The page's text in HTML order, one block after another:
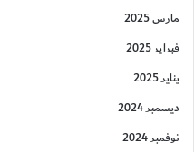
مارس 2025
فبراير 2025
يناير 2025
ديسمبر 2024
نوفمبر 2024